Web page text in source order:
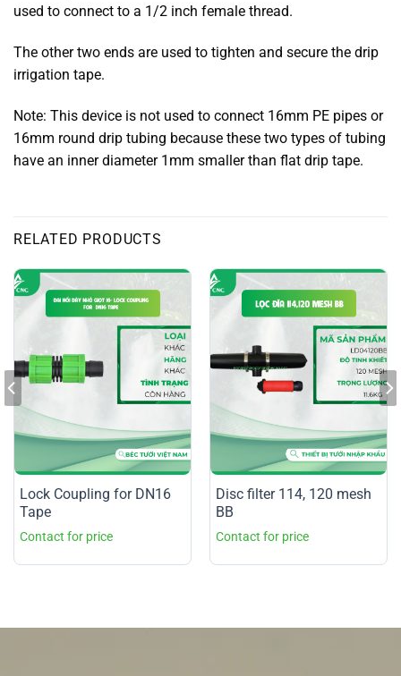
used to connect to a 1/2 inch female thread.
The other two ends are used to tighten and secure the drip
irrigation tape.
Note: This device is not used to connect 16mm PE pipes or
16mm round drip tubing because these two types of tubing
have an inner diameter 1mm smaller than flat drip tape.
RELATED PRODUCTS
Lock Coupling for DN16
Tape
Disc filter 114, 120 mesh
BB